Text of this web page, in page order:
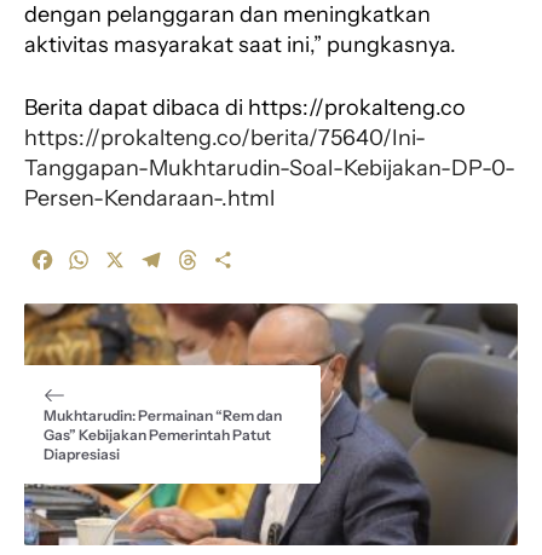
dengan pelanggaran dan meningkatkan
aktivitas masyarakat saat ini,” pungkasnya.
Berita dapat dibaca di https://prokalteng.co
https://prokalteng.co/berita/75640/Ini-
Tanggapan-Mukhtarudin-Soal-Kebijakan-DP-0-
Persen-Kendaraan-.html
c
e
b
o
o
k
W
a
t
s
p
p
l
e
g
a
m
r
e
a
s
a
r
e
Mukhtarudin: Permainan “Rem dan
Gas” Kebijakan Pemerintah Patut
Diapresiasi